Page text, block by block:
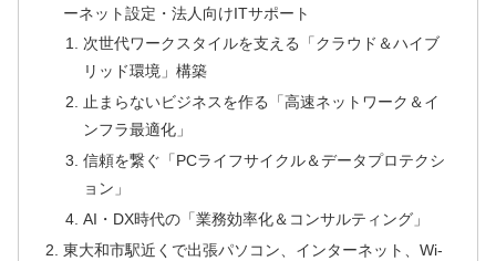
ーネット設定・法人向けITサポート
次世代ワークスタイルを支える「クラウド＆ハイブ
リッド環境」構築
止まらないビジネスを作る「高速ネットワーク＆イ
ンフラ最適化」
信頼を繋ぐ「PCライフサイクル＆データプロテクシ
ョン」
AI・DX時代の「業務効率化＆コンサルティング」
東大和市駅近くで出張パソコン、インターネット、Wi-